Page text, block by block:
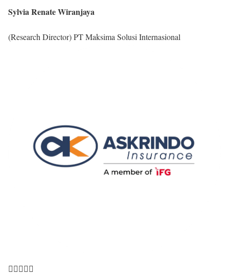
Sylvia Renate Wiranjaya
(Research Director) PT Maksima Solusi Internasional
